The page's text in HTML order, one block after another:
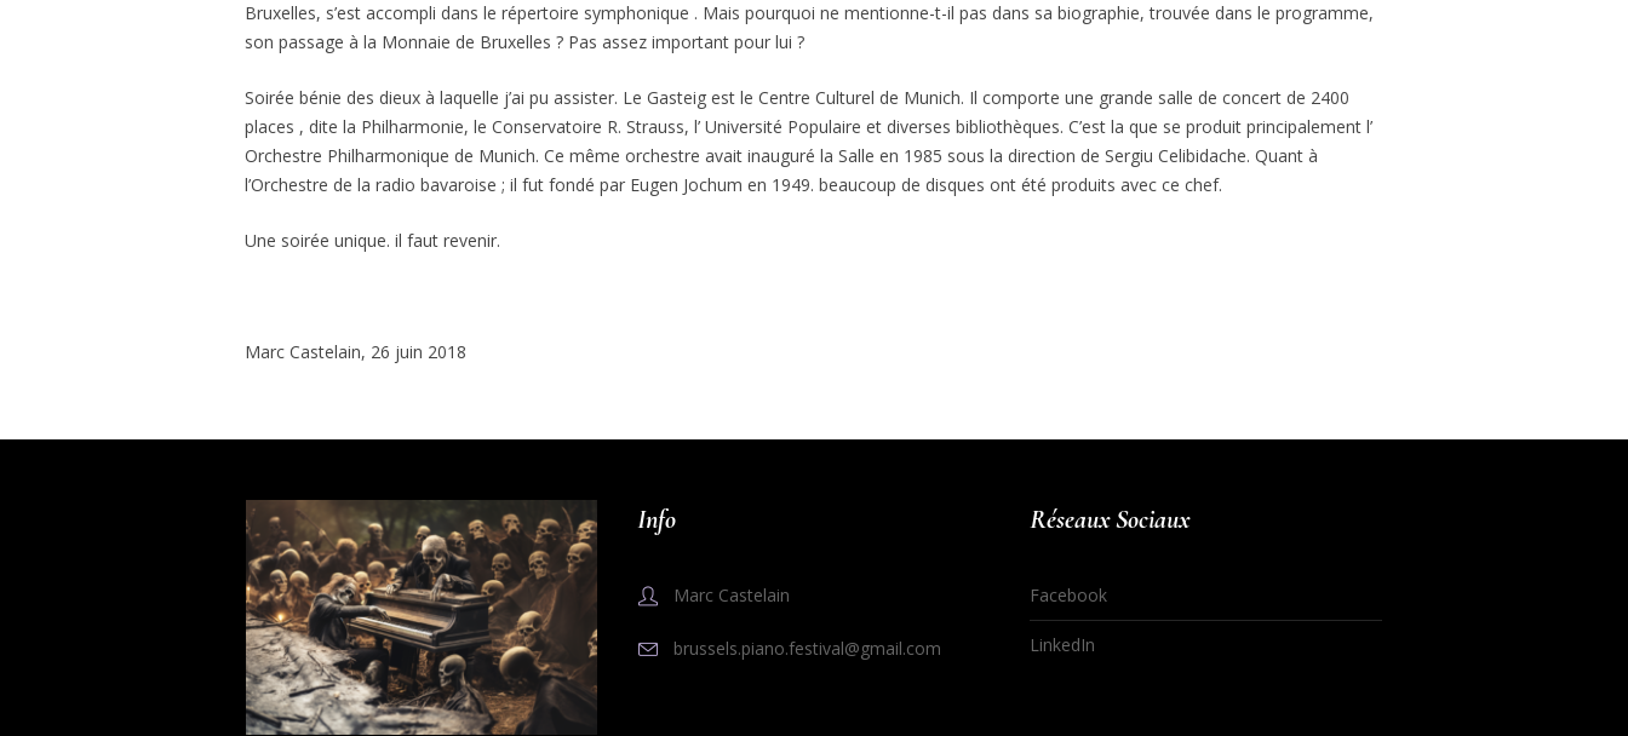
Bruxelles, s’est accompli dans le répertoire symphonique . Mais pourquoi ne mentionne-t-il pas dans sa biographie, trouvée dans le programme,
son passage à la Monnaie de Bruxelles ? Pas assez important pour lui ?
Soirée bénie des dieux à laquelle j’ai pu assister. Le Gasteig est le Centre Culturel de Munich. Il comporte une grande salle de concert de 2400
places , dite la Philharmonie, le Conservatoire R. Strauss, l’ Université Populaire et diverses bibliothèques. C’est la que se produit principalement l’
Orchestre Philharmonique de Munich. Ce même orchestre avait inauguré la Salle en 1985 sous la direction de Sergiu Celibidache. Quant à
l’Orchestre de la radio bavaroise ; il fut fondé par Eugen Jochum en 1949. beaucoup de disques ont été produits avec ce chef.
Une soirée unique. il faut revenir.
Marc Castelain, 26 juin 2018
Info
Marc Castelain
brussels.piano.festival@gmail.com
Réseaux Sociaux
Facebook
LinkedIn